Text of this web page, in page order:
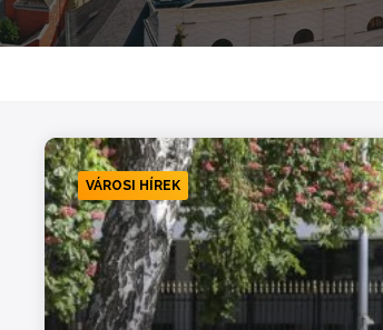
VÁROSI HÍREK